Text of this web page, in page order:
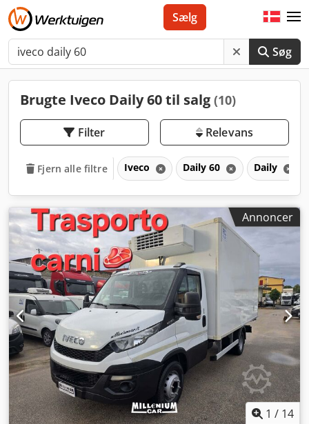
Søg
Sælg
Brugte Iveco Daily 60 til salg (10)
Filter Relevans
Fjern alle filtre Iveco Daily 60 Daily
Annoncer
1 / 14